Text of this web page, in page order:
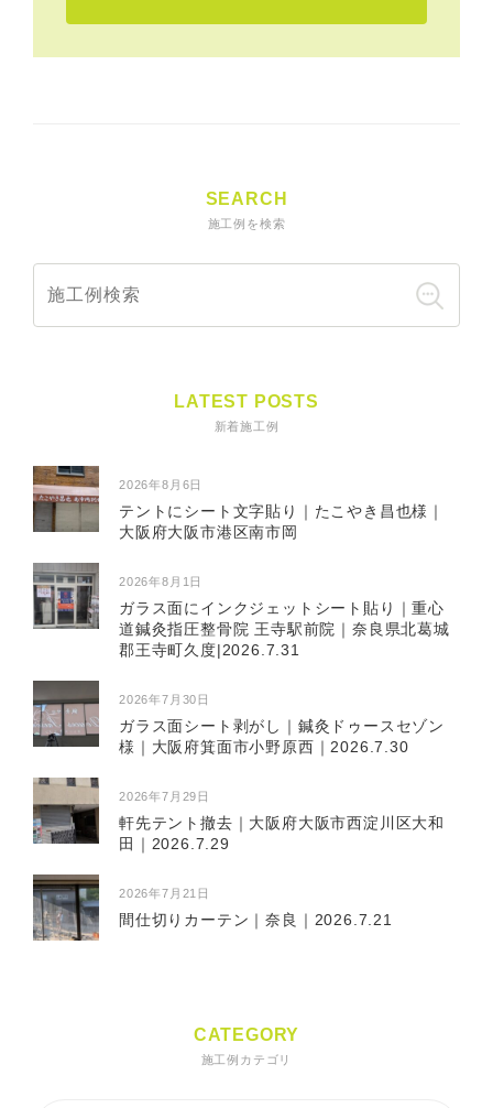
SEARCH
施工例を検索
LATEST POSTS
新着施工例
2026年8月6日
テントにシート文字貼り｜たこやき昌也様｜
大阪府大阪市港区南市岡
2026年8月1日
ガラス面にインクジェットシート貼り｜重心
道鍼灸指圧整骨院 王寺駅前院｜奈良県北葛城
郡王寺町久度|2026.7.31
2026年7月30日
ガラス面シート剥がし｜鍼灸ドゥースセゾン
様｜大阪府箕面市小野原西｜2026.7.30
2026年7月29日
軒先テント撤去｜大阪府大阪市西淀川区大和
田｜2026.7.29
2026年7月21日
間仕切りカーテン｜奈良｜2026.7.21
CATEGORY
施工例カテゴリ